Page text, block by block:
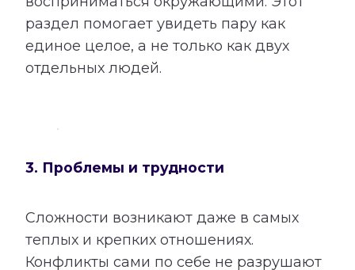
раздел помогает увидеть пару как
единое целое, а не только как двух
отдельных людей.
3. Проблемы и трудности
Сложности возникают даже в самых
теплых и крепких отношениях.
Конфликты сами по себе не разрушают